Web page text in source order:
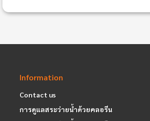
Information
Contact us
การดูแลสระว่ายน้ำด้วยคลอรีน